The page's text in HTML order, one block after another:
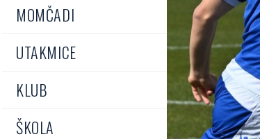
MOMČADI
UTAKMICE
KLUB
ŠKOLA